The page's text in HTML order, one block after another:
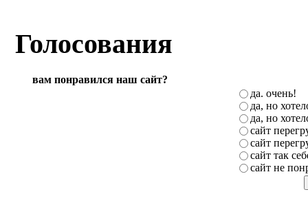
Голосования
вам понравился наш сайт?
да. очень!
да, но
да, но
сайт
сайт
сайт так
сайт не